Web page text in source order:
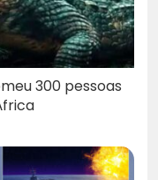
300 pessoas